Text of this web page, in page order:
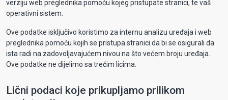
verziju web preglednika pomoću kojeg pristupate stranici, te vaš
operativni sistem.
Ove podatke isključivo koristimo za internu analizu uređaja i web
preglednika pomoću kojih se pristupa stranici da bi se osigurali da
ista radi na zadovoljavajućem nivou na što većem broju uređaja.
Ove podatke ne dijelimo sa trećim licima.
Lični podaci koje prikupljamo prilikom